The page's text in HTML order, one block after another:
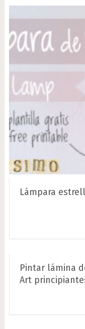
Lámpara
Pintar lámina
Art